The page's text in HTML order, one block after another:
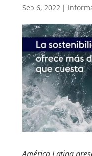
Sep 6, 2022|
América Latina